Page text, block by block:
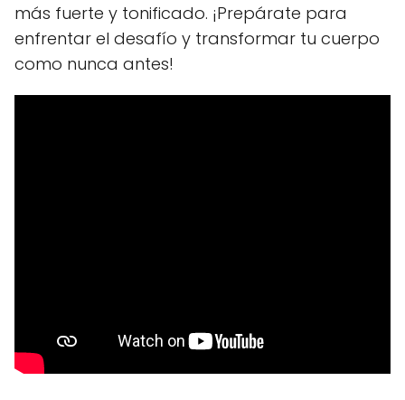
más fuerte y tonificado. ¡Prepárate para
enfrentar el desafío y transformar tu cuerpo
como nunca antes!